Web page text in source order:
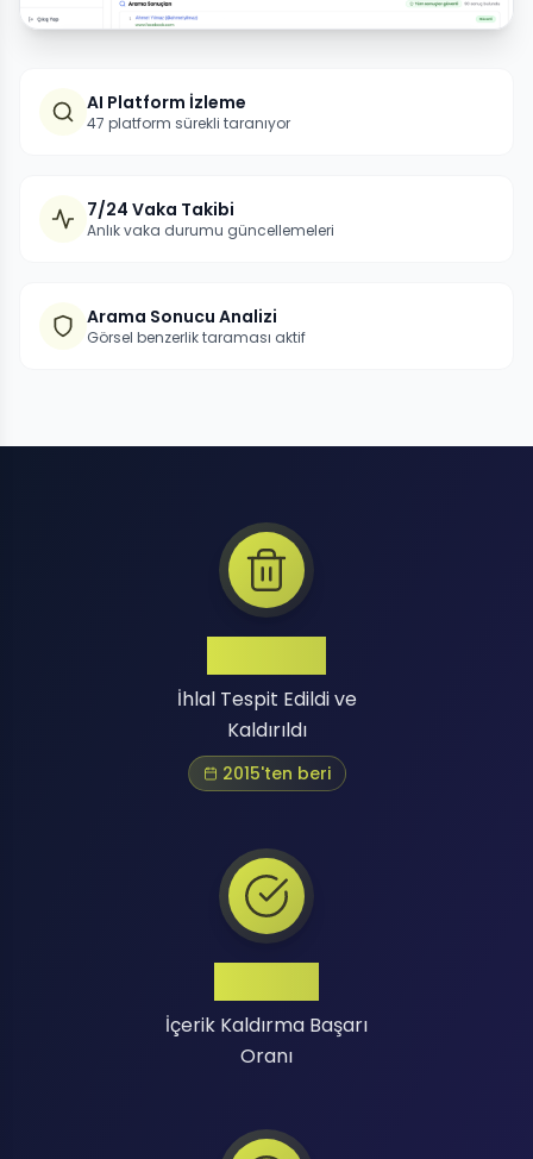
AI Platform İzleme
47 platform sürekli taranıyor
7/24 Vaka Takibi
Anlık vaka durumu güncellemeleri
Arama Sonucu Analizi
Görsel benzerlik taraması aktif
İhlal Tespit Edildi ve
Kaldırıldı
2015'ten beri
İçerik Kaldırma Başarı
Oranı